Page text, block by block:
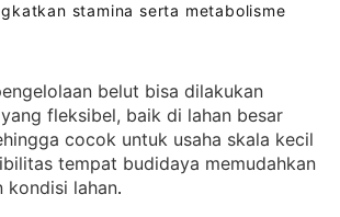
stamina serta metabolisme
belut bisa dilakukan
fleksibel, baik di lahan besar
cocok untuk usaha skala kecil
tempat budidaya memudahkan
kondisi lahan.